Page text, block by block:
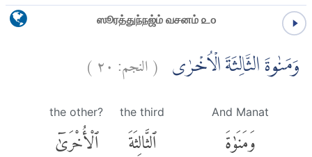
ஸூரத்துந்நஜ்ம் வசனம் ௨௦
وَمَنٰوةَ الثَّالِثَةَ الْاُخْرٰى (النجم: ٢٠)
And Manat
وَمَنَوٰةَ
the third
ٱلثَّالِثَةَ
the other?
ٱلْأُخْرَىٰٓ